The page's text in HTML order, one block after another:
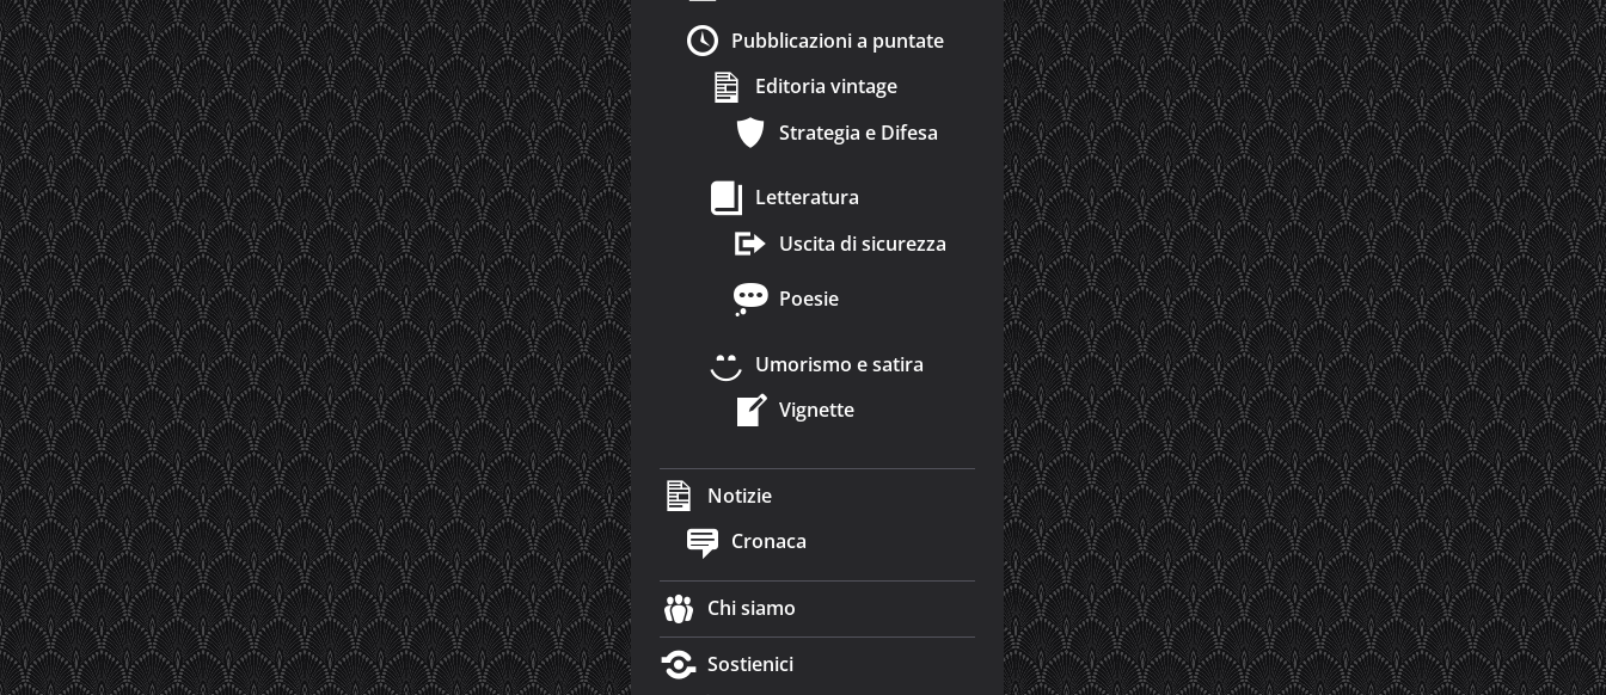
Pubblicazioni a puntate
Editoria vintage
Strategia e Difesa
Letteratura
Uscita di sicurezza
Poesie
Umorismo e satira
Vignette
Notizie
Cronaca
Chi siamo
Sostienici